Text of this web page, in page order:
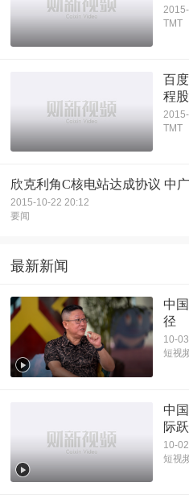
TMT
百
程
TMT
欣克利角C核电站达成协议 中
2015-10-22 20:12
要闻
最新新闻
中
径
10-
短视
中
际
10-
短视